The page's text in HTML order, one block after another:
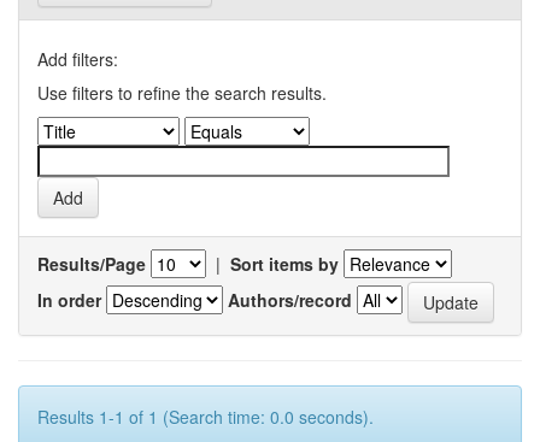
Add filters:
Use filters to refine the search results.
Results/Page | Sort items by
In order
Authors/record
Results 1-1 of 1 (Search time: 0.0 seconds).